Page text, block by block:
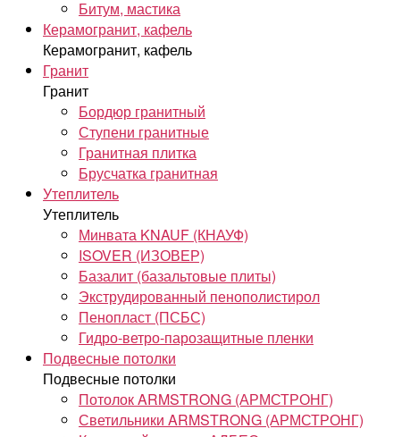
Битум, мастика
Керамогранит, кафель
Керамогранит, кафель
Гранит
Гранит
Бордюр гранитный
Ступени гранитные
Гранитная плитка
Брусчатка гранитная
Утеплитель
Утеплитель
Минвата KNAUF (КНАУФ)
ISOVER (ИЗОВЕР)
Базалит (базальтовые плиты)
Экструдированный пенополистирол
Пенопласт (ПСБС)
Гидро-ветро-парозащитные пленки
Подвесные потолки
Подвесные потолки
Потолок ARMSTRONG (АРМСТРОНГ)
Светильники ARMSTRONG (АРМСТРОНГ)